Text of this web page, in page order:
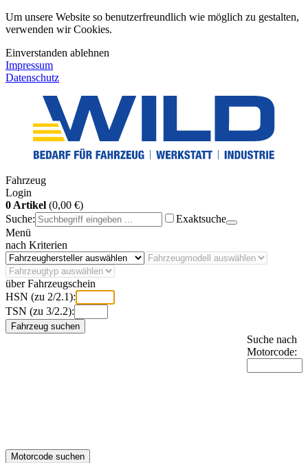
Um unsere Website so benutzerfreundlich wie möglich zu gestalten,
verwenden wir Cookies.
Einverstanden ablehnen
Impressum
Datenschutz
Fahrzeug
Login
0 Artikel (0,00 €)
Suche:
Exaktsuche
Menü
nach Kriterien
über Fahrzeugschein
HSN (zu 2/2.1):
TSN (zu 3/2.2):
Fahrzeug suchen
Suche nach
Motorcode:
Motorcode suchen